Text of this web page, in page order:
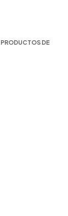
DE